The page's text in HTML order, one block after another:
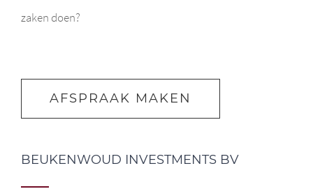
zaken doen?
AFSPRAAK MAKEN
BEUKENWOUD INVESTMENTS BV